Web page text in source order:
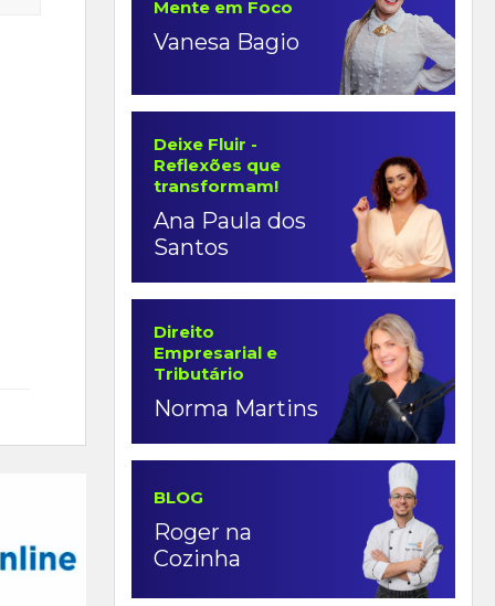
Mente em Foco
Vanesa Bagio
Deixe Fluir -
Reflexões que
transformam!
Ana Paula dos
Santos
Direito
Empresarial e
Tributário
Norma Martins
BLOG
Roger na
Cozinha